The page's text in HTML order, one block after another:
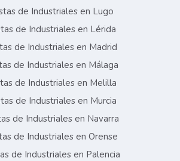
de Industriales en Lugo
de Industriales en Lérida
de Industriales en Madrid
de Industriales en Málaga
de Industriales en Melilla
de Industriales en Murcia
de Industriales en Navarra
de Industriales en Orense
de Industriales en Palencia